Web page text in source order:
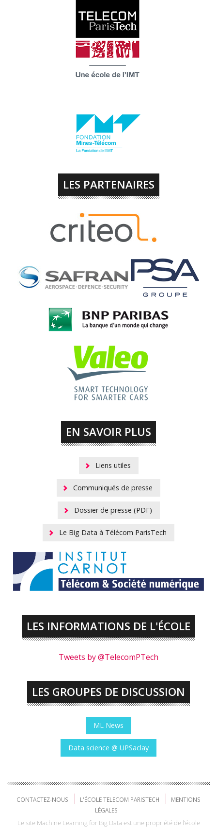
LES PARTENAIRES
EN SAVOIR PLUS
Liens utiles
Communiqués de presse
Dossier de presse (PDF)
Le Big Data à Télécom ParisTech
LES INFORMATIONS DE L'ÉCOLE
Tweets by @TelecomPTech
LES GROUPES DE DISCUSSION
ML News
Data science @ UPSaclay
CONTACTEZ-NOUS L'ÉCOLE TELECOM PARISTECH
MENTIONS
LÉGALES
Le site Machine Learning for Big Data est une propriété de l’école